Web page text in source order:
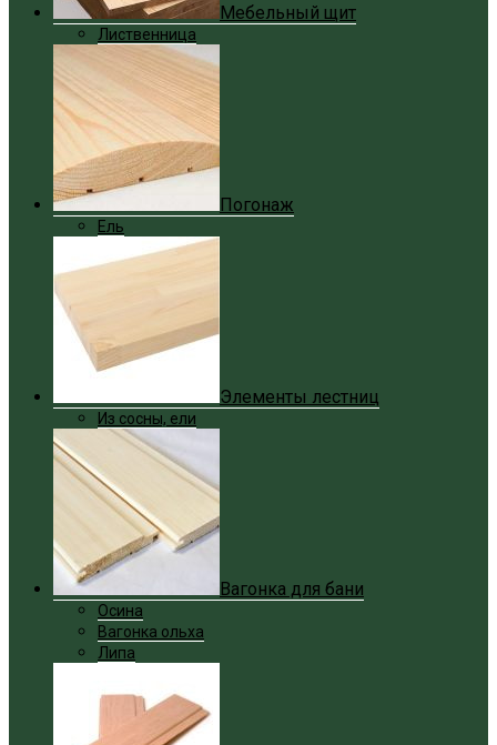
Мебельный щит
Лиственница
Погонаж
Ель
Элементы лестниц
Из сосны, ели
Вагонка для бани
Осина
Вагонка ольха
Липа